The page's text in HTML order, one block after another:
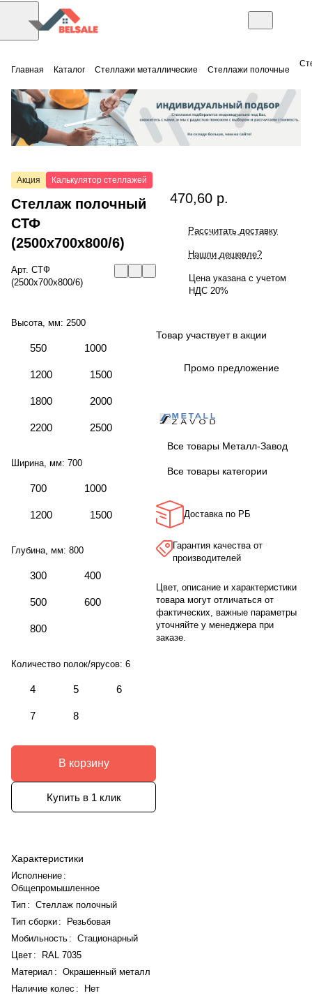
Главная Каталог Стеллажи металлические Стеллажи полочные
Акция Калькулятор стеллажей
Стеллаж полочный
СТФ
(2500x700x800/6)
Арт. СТФ
(2500x700x800/6)
Высота, мм: 2500
550 1000
1200 1500
1800 2000
2200 2500
Ширина, мм: 700
700 1000
1200 1500
Глубина, мм: 800
300 400
500 600
800
Количество полок/ярусов: 6
4 5 6
7 8
В корзину
Купить в 1 клик
Характеристики
Исполнение :
Общепромышленное
Тип : Стеллаж полочный
Тип сборки:
Резьбовая
Мобильность : Стационарный
Цвет :
RAL 7035
Материал : Окрашенный металл
Наличие колес :
Нет
470,60 р.
Рассчитать доставку
Нашли дешевле?
Цена указана с учетом
НДС 20%
Товар участвует в акции
Промо предложение
Все товары Металл-Завод
Все товары категории
Доставка по РБ
Гарантия качества от
производителей
Цвет, описание и характеристики
товара могут отличаться от
фактических, важные параметры
уточняйте у менеджера при
заказе.